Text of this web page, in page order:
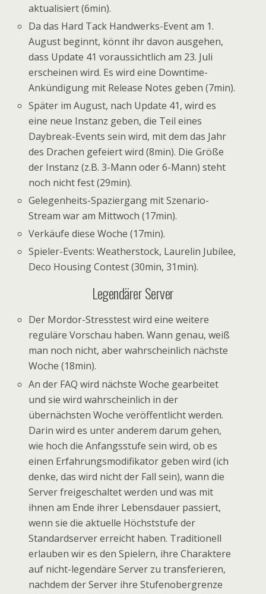
aktualisiert (6min).
Da das Hard Tack Handwerks-Event am 1.
August beginnt, könnt ihr davon ausgehen,
dass Update 41 voraussichtlich am 23. Juli
erscheinen wird. Es wird eine Downtime-
Ankündigung mit Release Notes geben (7min).
Später im August, nach Update 41, wird es
eine neue Instanz geben, die Teil eines
Daybreak-Events sein wird, mit dem das Jahr
des Drachen gefeiert wird (8min). Die Größe
der Instanz (z.B. 3-Mann oder 6-Mann) steht
noch nicht fest (29min).
Gelegenheits-Spaziergang mit Szenario-
Stream war am Mittwoch (17min).
Verkäufe diese Woche (17min).
Spieler-Events: Weatherstock, Laurelin Jubilee,
Deco Housing Contest (30min, 31min).
Legendärer Server
Der Mordor-Stresstest wird eine weitere
reguläre Vorschau haben. Wann genau, weiß
man noch nicht, aber wahrscheinlich nächste
Woche (18min).
An der FAQ wird nächste Woche gearbeitet
und sie wird wahrscheinlich in der
übernächsten Woche veröffentlicht werden.
Darin wird es unter anderem darum gehen,
wie hoch die Anfangsstufe sein wird, ob es
einen Erfahrungsmodifikator geben wird (ich
denke, das wird nicht der Fall sein), wann die
Server freigeschaltet werden und was mit
ihnen am Ende ihrer Lebensdauer passiert,
wenn sie die aktuelle Höchststufe der
Standardserver erreicht haben. Traditionell
erlauben wir es den Spielern, ihre Charaktere
auf nicht-legendäre Server zu transferieren,
nachdem der Server ihre Stufenobergrenze